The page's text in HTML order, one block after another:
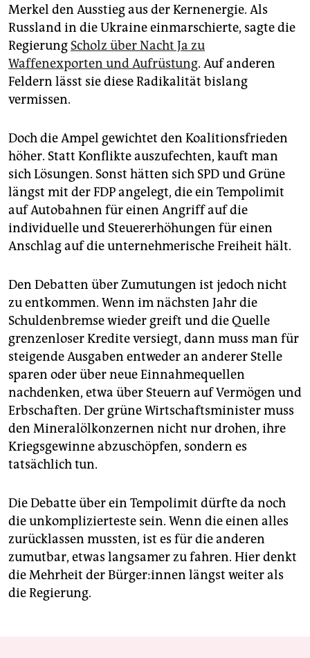
Merkel den Ausstieg aus der Kernenergie. Als
Russland in die Ukraine einmarschierte, sagte die
Regierung Scholz über Nacht Ja zu
Waffenexporten und Aufrüstung. Auf anderen
Feldern lässt sie diese Radikalität bislang
vermissen.
Doch die Ampel gewichtet den Koalitionsfrieden
höher. Statt Konflikte auszufechten, kauft man
sich Lösungen. Sonst hätten sich SPD und Grüne
längst mit der FDP angelegt, die ein Tempolimit
auf Autobahnen für einen Angriff auf die
individuelle und Steuererhöhungen für einen
Anschlag auf die unternehmerische Freiheit hält.
Den Debatten über Zumutungen ist jedoch nicht
zu entkommen. Wenn im nächsten Jahr die
Schuldenbremse wieder greift und die Quelle
grenzenloser Kredite versiegt, dann muss man für
steigende Ausgaben entweder an anderer Stelle
sparen oder über neue Einnahmequellen
nachdenken, etwa über Steuern auf Vermögen und
Erbschaften. Der grüne Wirtschaftsminister muss
den Mineralölkonzernen nicht nur drohen, ihre
Kriegsgewinne abzuschöpfen, sondern es
tatsächlich tun.
Die Debatte über ein Tempolimit dürfte da noch
die unkomplizierteste sein. Wenn die einen alles
zurücklassen mussten, ist es für die anderen
zumutbar, etwas langsamer zu fahren. Hier denkt
die Mehrheit der Bür­ger:in­nen längst weiter als
die Regierung.